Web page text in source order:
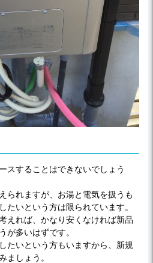
スすることはできないでしょう
られますが、お湯と電気を扱うも
たいという方は限られています。
えれば、かなり安くなければ新品
が多いはずです。
たいという方もいますから、新規
ましょう。